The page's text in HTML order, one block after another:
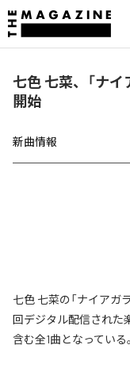
七色 七菜、「ナ
開始
新曲情報
七色 七菜の「ナイアガ
回デジタル配信された
含む全1曲となっている